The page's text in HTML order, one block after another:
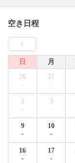
空き日程
日 月
26
-
27
-
2
-
3
-
9
-
10
-
16
-
17
-